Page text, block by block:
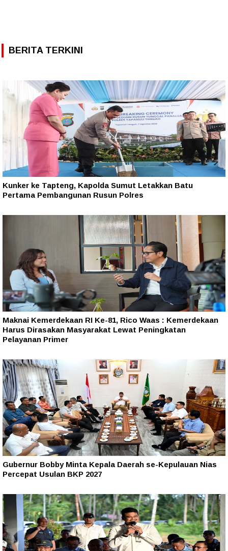
BERITA TERKINI
Kunker ke Tapteng, Kapolda Sumut Letakkan Batu
Pertama Pembangunan Rusun Polres
Maknai Kemerdekaan RI Ke-81, Rico Waas : Kemerdekaan
Harus Dirasakan Masyarakat Lewat Peningkatan
Pelayanan Primer
Gubernur Bobby Minta Kepala Daerah se-Kepulauan Nias
Percepat Usulan BKP 2027